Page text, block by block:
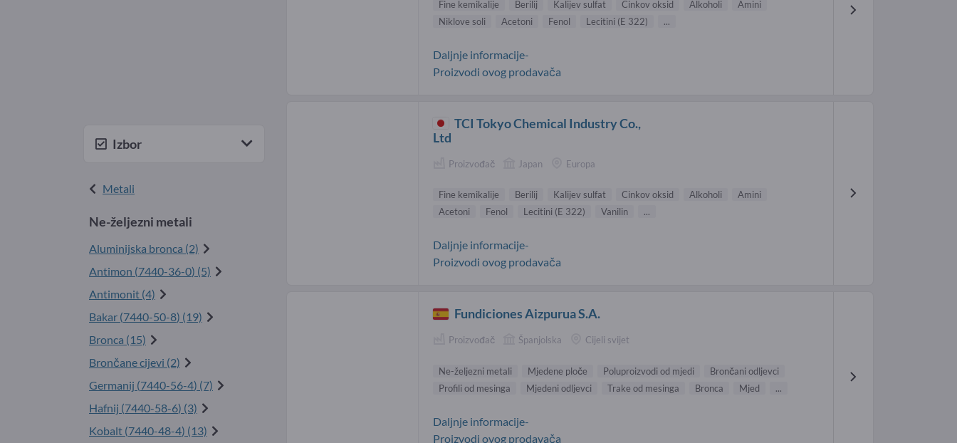
Izbor
Metali
Ne-željezni metali
Aluminijska bronca (2)
Antimon (7440-36-0) (5)
Antimonit (4)
Bakar (7440-50-8) (19)
Bronca (15)
Brončane cijevi (2)
Germanij (7440-56-4) (7)
Hafnij (7440-58-6) (3)
Kobalt (7440-48-4) (13)
Fine kemikalije Berilij Kalijev sulfat Cinkov oksid Alkoholi
Amini
Niklove soli
Acetoni Fenol Lecitini (E 322) ...
Daljnje informacije-
Proizvodi ovog prodavača
TCI Tokyo Chemical Industry Co.,
Ltd
Proizvođač Japan Europa
Fine kemikalije Berilij Kalijev sulfat Cinkov oksid Alkoholi
Amini
Acetoni
Fenol Lecitini (E 322) Vanilin ...
Daljnje informacije-
Proizvodi ovog prodavača
Fundiciones Aizpurua S.A.
Proizvođač Španjolska Cijeli svijet
Ne-željezni metali Mjedene ploče Poluproizvodi od mjedi
Brončani odljevci
Profili od mesinga
Mjedeni odljevci Trake od mesinga Bronca Mjed ...
Daljnje informacije-
Proizvodi ovog prodavača